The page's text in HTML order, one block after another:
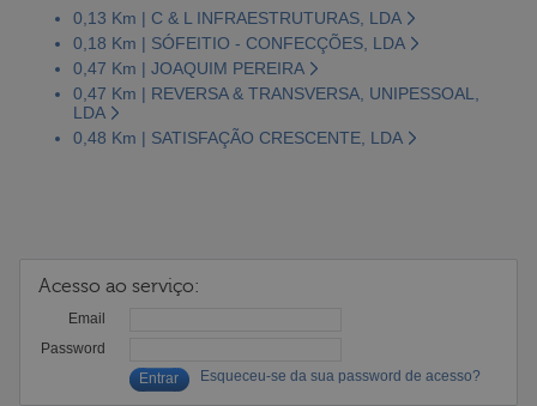
0,13 Km | C & L INFRAESTRUTURAS, LDA
0,18 Km | SÓFEITIO - CONFECÇÕES, LDA
0,47 Km | JOAQUIM PEREIRA
0,47 Km | REVERSA & TRANSVERSA, UNIPESSOAL,
LDA
0,48 Km | SATISFAÇÃO CRESCENTE, LDA
Acesso ao serviço:
Email
Password
Esqueceu-se da sua password de acesso?